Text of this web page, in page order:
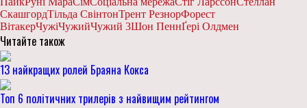
СкашгордТільда СвінтонТрент РезнорФорест
ВітакерЧужіЧужийЧужий 3Шон ПеннҐері Олдмен
Читайте також
13 найкращих ролей Браяна Кокса
Топ 6 політичних трилерів з найвищим рейтингом